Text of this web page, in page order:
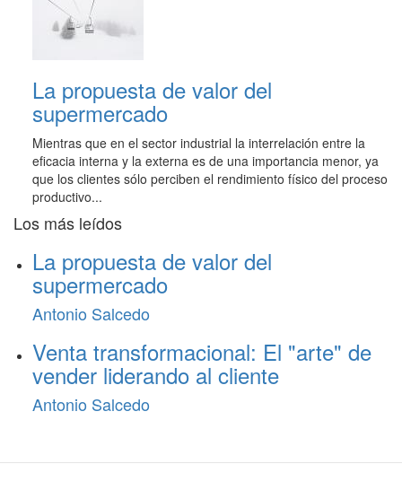
La propuesta de valor del
supermercado
Mientras que en el sector industrial la interrelación entre la
eficacia interna y la externa es de una importancia menor, ya
que los clientes sólo perciben el rendimiento físico del proceso
productivo...
Los más leídos
La propuesta de valor del
supermercado
Antonio Salcedo
Venta transformacional: El "arte" de
vender liderando al cliente
Antonio Salcedo